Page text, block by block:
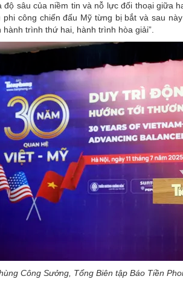
độ sâu của niềm tin và nỗ lực đối thoại giữa
công chiến đấu Mỹ từng bị bắt và sau
trình thứ hai, hành trình hòa giải”.
Công Sưởng, Tổng Biên tập Báo Tiền